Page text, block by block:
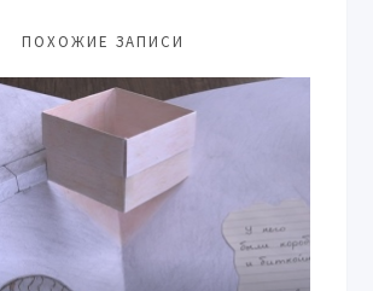
ПОХОЖИЕ ЗАПИСИ